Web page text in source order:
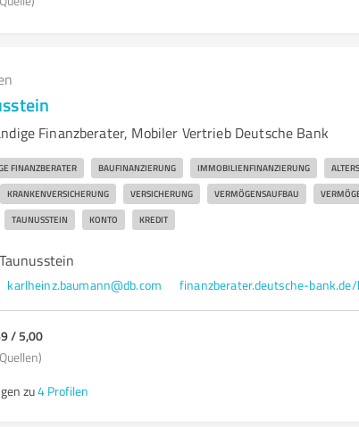
Finanzberater, Mobiler Vertrieb Deutsche Bank
FINANZBERATER BAUFINANZIERUNG IMMOBILIENFINANZIERUNG
KRANKENVERSICHERUNG VERSICHERUNG VERMÖGENSAUFBAU
TAUNUSSTEIN KONTO KREDIT
karlheinz.baumann@db.com
/ 5,00
zu4 Profilen